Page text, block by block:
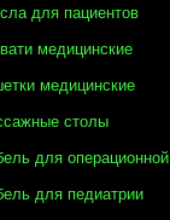
для пациентов
медицинские
медицинские
столы
для операционной
для педиатрии